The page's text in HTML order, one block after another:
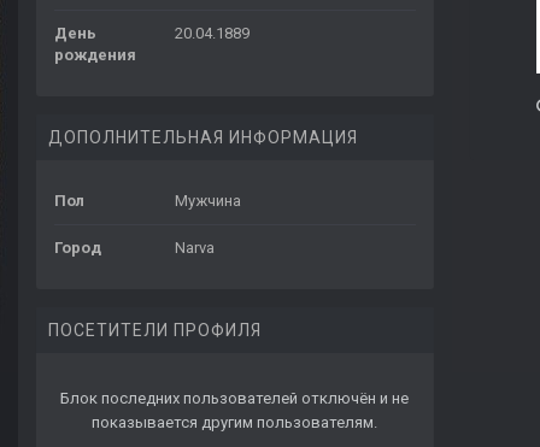
День
рождения
20.04.1889
ДОПОЛНИТЕЛЬНАЯ ИНФОРМАЦИЯ
Пол Мужчина
Город Narva
ПОСЕТИТЕЛИ ПРОФИЛЯ
Блок последних пользователей отключён и не
показывается другим пользователям.